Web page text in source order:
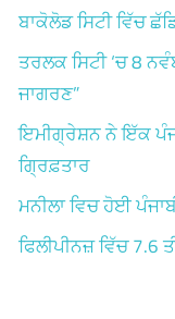
ਬਾਕੋਲੋਡ ਸਿਟੀ ਵਿੱਚ
ਤਰਲਕ ਸਿਟੀ ‘ਚ 8
ਜਾਗਰਣ”
ਇਮੀਗ੍ਰੇਸ਼ਨ ਨੇ ਇੱਕ
ਗ੍ਰਿਫ਼ਤਾਰ
ਮਨੀਲਾ ਵਿਚ ਹੋਈ
ਫਿਲੀਪੀਨਜ਼ ਵਿੱਚ 7.6